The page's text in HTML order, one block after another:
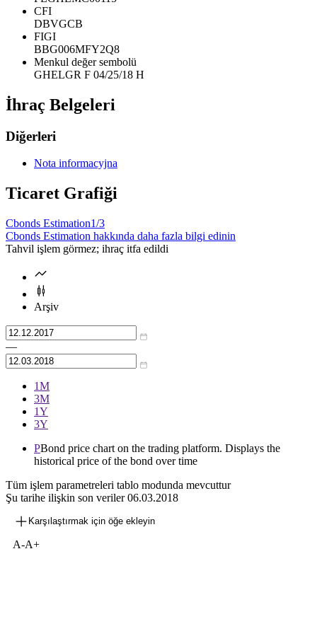
CFI
DBVGCB
FIGI
BBG006MFY2Q8
Menkul değer sembolü
GHELGR F 04/25/18 H
İhraç Belgeleri
Diğerleri
Nota informacyjna
Ticaret Grafiği
Cbonds Estimation1/3
Cbonds Estimation hakkında daha fazla bilgi edinin
Tahvil işlem görmez; ihraç itfa edildi
Arşiv
—
1М
3М
1Y
3Y
PBond price chart on the trading platform. Displays the
historical price of the bond over time
Tüm işlem parametreleri tablo modunda mevcuttur
Şu tarihe ilişkin son veriler06.03.2018
Karşılaştırmak için öğe ekleyin